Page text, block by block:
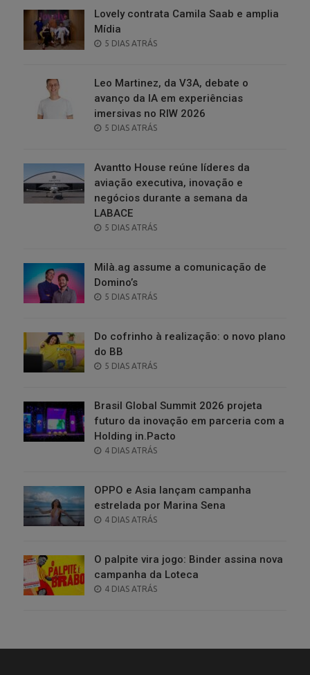
Lovely contrata Camila Saab e amplia
Mídia
POSTED
5 DIAS ATRÁS
Leo Martinez, da V3A, debate o
avanço da IA em experiências
imersivas no RIW 2026
POSTED
5 DIAS ATRÁS
Avantto House reúne líderes da
aviação executiva, inovação e
negócios durante a semana da
LABACE
POSTED
5 DIAS ATRÁS
Milà.ag assume a comunicação de
Domino’s
POSTED
5 DIAS ATRÁS
Do cofrinho à realização: o novo plano
do BB
POSTED
5 DIAS ATRÁS
Brasil Global Summit 2026 projeta
futuro da inovação em parceria com a
Holding in.Pacto
POSTED
4 DIAS ATRÁS
OPPO e Asia lançam campanha
estrelada por Marina Sena
POSTED
4 DIAS ATRÁS
O palpite vira jogo: Binder assina nova
campanha da Loteca
POSTED
4 DIAS ATRÁS